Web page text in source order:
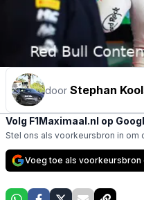
door Stephan
Volg F1Maximaal.nl op
Stel ons als voorkeursbron in
Voeg toe als voorkeursbron